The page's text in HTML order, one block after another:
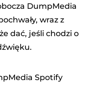
DumpMedia
wraz z
dać, jeśli chodzi o
Spotify